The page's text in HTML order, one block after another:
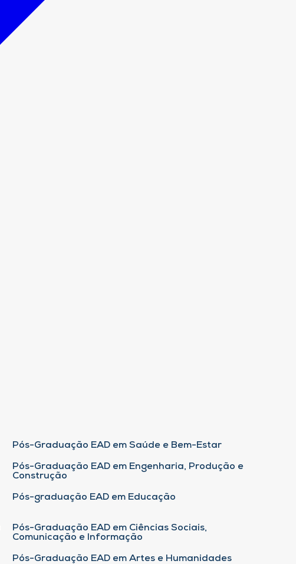
Pós-Graduação EAD em Saúde e Bem-Estar
Pós-Graduação EAD em Engenharia, Produção e
Construção
Pós-graduação EAD em Educação
Pós-Graduação EAD em Ciências Sociais,
Comunicação e Informação
Pós-Graduação EAD em Artes e Humanidades